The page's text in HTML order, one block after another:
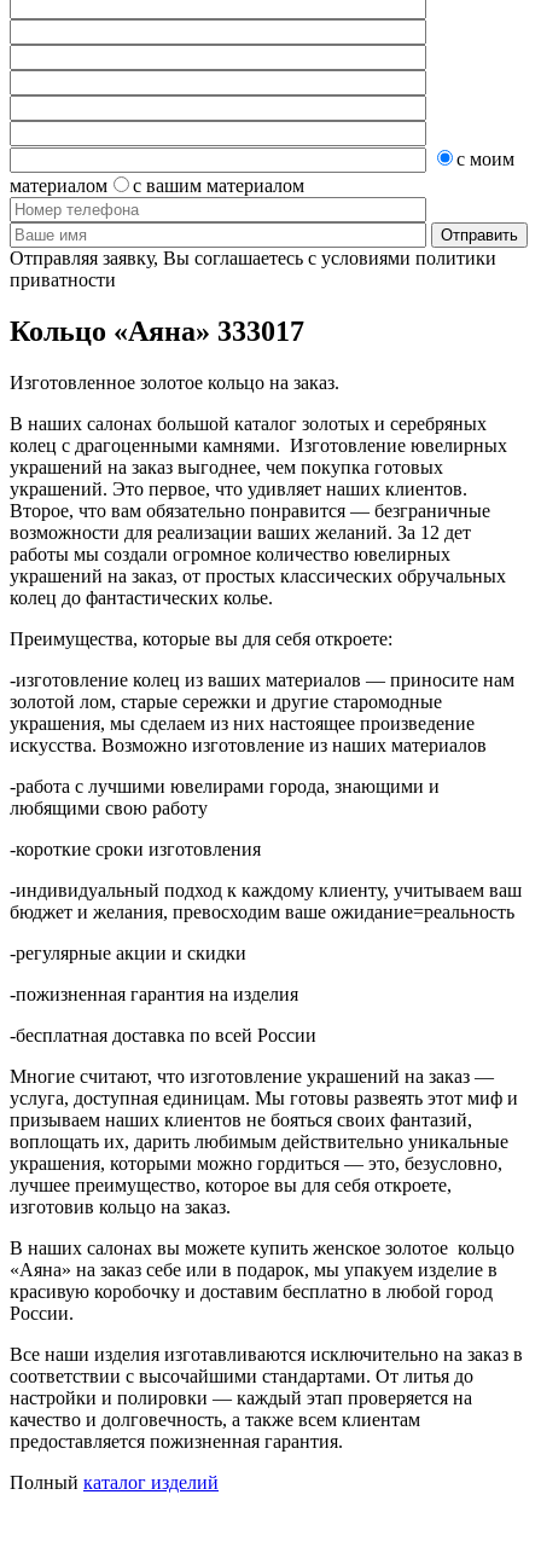
с моим
материалом
с вашим материалом
Отправляя заявку, Вы соглашаетесь с условиями политики
приватности
Кольцо «Аяна» 333017
Изготовленное золотое кольцо на заказ.
В наших салонах большой каталог золотых и серебряных
колец с драгоценными камнями. Изготовление ювелирных
украшений на заказ выгоднее, чем покупка готовых
украшений. Это первое, что удивляет наших клиентов.
Второе, что вам обязательно понравится — безграничные
возможности для реализации ваших желаний. За 12 дет
работы мы создали огромное количество ювелирных
украшений на заказ, от простых классических обручальных
колец до фантастических колье.
Преимущества, которые вы для себя откроете:
-изготовление колец из ваших материалов — приносите нам
золотой лом, старые сережки и другие старомодные
украшения, мы сделаем из них настоящее произведение
искусства. Возможно изготовление из наших материалов
-работа с лучшими ювелирами города, знающими и
любящими свою работу
-короткие сроки изготовления
-индивидуальный подход к каждому клиенту, учитываем ваш
бюджет и желания, превосходим ваше ожидание=реальность
-регулярные акции и скидки
-пожизненная гарантия на изделия
-бесплатная доставка по всей России
Многие считают, что изготовление украшений на заказ —
услуга, доступная единицам. Мы готовы развеять этот миф и
призываем наших клиентов не бояться своих фантазий,
воплощать их, дарить любимым действительно уникальные
украшения, которыми можно гордиться — это, безусловно,
лучшее преимущество, которое вы для себя откроете,
изготовив кольцо на заказ.
В наших салонах вы можете купить женское золотое кольцо
«Аяна» на заказ себе или в подарок, мы упакуем изделие в
красивую коробочку и доставим бесплатно в любой город
России.
Все наши изделия изготавливаются исключительно на заказ в
соответствии с высочайшими стандартами. От литья до
настройки и полировки — каждый этап проверяется на
качество и долговечность, а также всем клиентам
предоставляется пожизненная гарантия.
Полный каталог изделий